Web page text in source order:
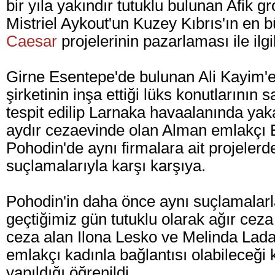
bir yıla yakındır tutuklu bulunan Afik
Mistriel Aykout'un Kuzey Kıbrıs'ın en
Caesar projelerinin pazarlaması ile
Girne Esentepe'de bulunan Ali
şirketinin inşa ettiği lüks konutlarının
tespit edilip Larnaka havaalanında
aydır cezaevinde olan Alman
Pohodin'de aynı firmalara ait
suçlamalarıyla karşı karşıya.
Pohodin'in daha önce aynı
geçtiğimiz gün tutuklu olarak ağır
ceza alan Ilona Lesko ve Melinda
emlakçı kadınla bağlantısı